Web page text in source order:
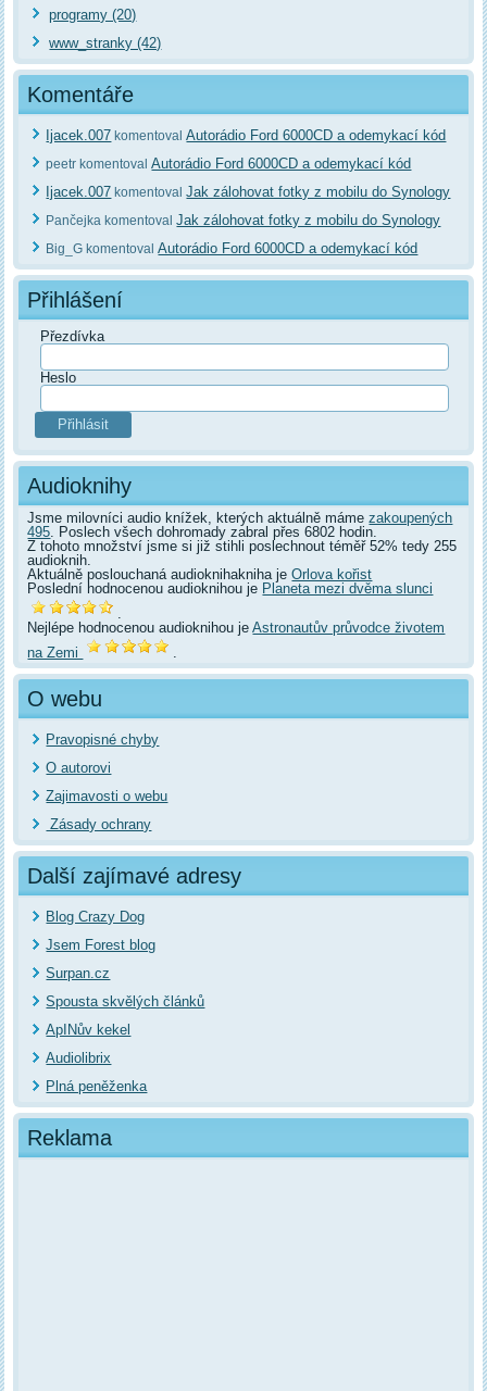
programy (20)
www_stranky (42)
Komentáře
Ijacek.007 komentovalAutorádio Ford 6000CD a odemykací kód
peetr komentovalAutorádio Ford 6000CD a odemykací kód
Ijacek.007 komentovalJak zálohovat fotky z mobilu do Synology
Pančejka komentovalJak zálohovat fotky z mobilu do Synology
Big_G komentovalAutorádio Ford 6000CD a odemykací kód
Přihlášení
Přezdívka
Heslo
Audioknihy
Jsme milovníci audio knížek, kterých aktuálně mámezakoupených
495. Poslech všech dohromady zabral přes 6802 hodin.
Z tohoto množství jsme si již stihli poslechnout téměř 52% tedy 255
audioknih.
Aktuálně poslouchaná audioknihakniha jeOrlova kořist
Poslední hodnocenou audioknihou je Planeta mezi dvěma slunci
.
Nejlépe hodnocenou audioknihou jeAstronautův průvodce životem
na Zemi
.
O webu
Pravopisné chyby
O autorovi
Zajimavosti o webu
Zásady ochrany
Další zajímavé adresy
Blog Crazy Dog
Jsem Forest blog
Surpan.cz
Spousta skvělých článků
ApINův kekel
Audiolibrix
Plná peněženka
Reklama